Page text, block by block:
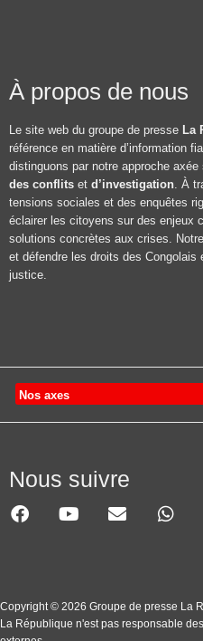
À propos de nous
Le site web du groupe de presse La
référence en matière d’information
distinguons par notre approche axée
des conflits et d’investigation. À
tensions sociales et des enquêtes
éclairer les citoyens sur des enjeux
solutions concrètes aux crises.
et défendre les droits des
justice.
Nos axes
Nous suivre
Copyright © 2026 Groupe de presse La
La République n'est pas responsable